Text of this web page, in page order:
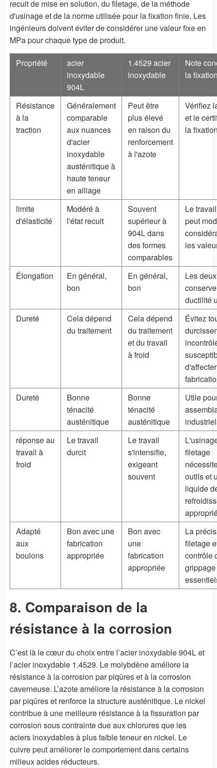
recuit de mise en solution, du filetage, de la méthode
d'usinage et de la norme utilisée pour la fixation finie. Les
ingénieurs doivent éviter de considérer une valeur fixe en
MPa pour chaque type de produit.
Propriété
acier
inoxydable
904L
1.4529 acier
inoxydable
Note
la
Résistance
à la
traction
Généralement
comparable
aux nuances
d'acier
inoxydable
austénitique à
haute teneur
en alliage
Peut être
plus élevé
en raison du
renforcement
à l'azote
Vérifiez
et le
la
limite
d'élasticité
Modéré à
l'état recuit
Souvent
supérieur à
904L dans
des formes
comparables
Le
peut
les
Élongation
En général,
bon
En général,
bon
Les deux
ductilité
Dureté
Cela dépend
du traitement
Cela dépend
du traitement
et du travail
à froid
Évitez
Dureté
Bonne
ténacité
austénitique
Bonne
ténacité
austénitique
Utile
réponse au
travail à
froid
Le travail
durcit
Le travail
s'intensifie,
exigeant
souvent
filetage
outils et
liquide
Adapté
aux
boulons
Bon avec une
fabrication
appropriée
Bon avec
une
fabrication
appropriée
La
filetage
contrôle
8. Comparaison de la
résistance à la corrosion
C’est là le cœur du choix entre l’acier inoxydable 904L et
l’acier inoxydable 1.4529. Le molybdène améliore la
résistance à la corrosion par piqûres et à la corrosion
caverneuse. L’azote améliore la résistance à la corrosion
par piqûres et renforce la structure austénitique. Le nickel
contribue à une meilleure résistance à la fissuration par
corrosion sous contrainte due aux chlorures que les
aciers inoxydables à plus faible teneur en nickel. Le
cuivre peut améliorer le comportement dans certains
milieux acides réducteurs.